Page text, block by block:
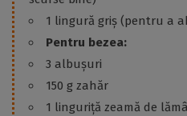
1 lingură griș (pentru a
Pentru bezea:
3 albușuri
150 g zahăr
1 linguriță zeamă de